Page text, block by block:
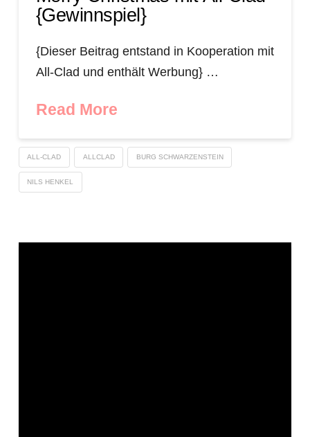
{Gewinnspiel}
{Dieser Beitrag entstand in Kooperation mit
All-Clad und enthält Werbung} …
Read More
ALL-CLAD ALLCLAD BURG SCHWARZENSTEIN
NILS HENKEL